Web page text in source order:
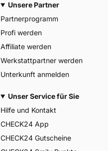
Unsere Partner
Partnerprogramm
Profi werden
Affiliate werden
Werkstattpartner werden
Unterkunft anmelden
Unser Service für Sie
Hilfe und Kontakt
CHECK24 App
CHECK24 Gutscheine